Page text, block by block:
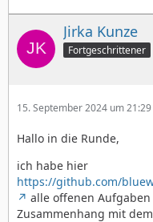
Jirka Kunze
Fortgeschrittener
15. September 2024 um 21:29
Hallo in die Runde,
ich habe hier
https://github.com/
alle offenen
Zusammenhang mit